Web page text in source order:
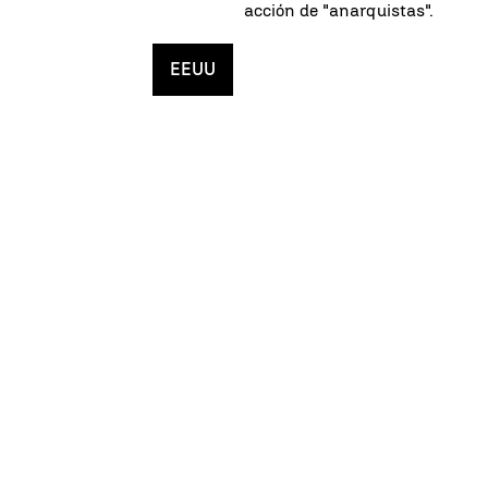
acción de "anarquistas".
EEUU